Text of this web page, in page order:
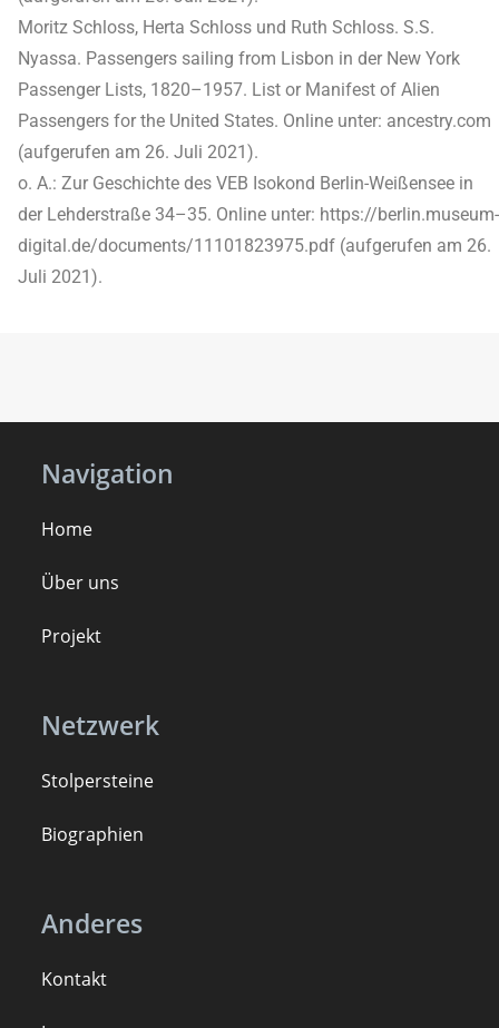
Moritz Schloss, Herta Schloss und Ruth Schloss. S.S.
Nyassa. Passengers sailing from Lisbon in der New York
Passenger Lists, 1820–1957. List or Manifest of Alien
Passengers for the United States. Online unter: ancestry.com
(aufgerufen am 26. Juli 2021).
o. A.: Zur Geschichte des VEB Isokond Berlin-Weißensee in
der Lehderstraße 34–35. Online unter: https://berlin.museum-
digital.de/documents/11101823975.pdf (aufgerufen am 26.
Juli 2021).
Navigation
Home
Über uns
Projekt
Netzwerk
Stolpersteine
Biographien
Anderes
Kontakt